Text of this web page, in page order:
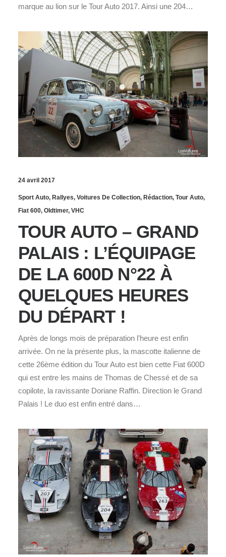
marque au lion sur le Tour Auto 2017. Ainsi une 204…
24 avril 2017
Sport Auto, Rallyes, Voitures De Collection, Rédaction, Tour Auto,
Fiat 600, Oldtimer, VHC
TOUR AUTO – GRAND
PALAIS : L’ÉQUIPAGE
DE LA 600D N°22 À
QUELQUES HEURES
DU DÉPART !
Après de longs mois de préparation l’heure est enfin
arrivée. On ne la présente plus, la mascotte italienne de
cette 26ème édition du Tour Auto est bien cette Fiat 600D
qui est entre les mains de Thomas de Chessé et de sa
copilote, la ravissante Doriane Raffin. Direction le Grand
Palais ! Le duo est enfin entré dans…